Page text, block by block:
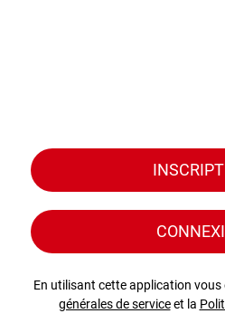
En utilisant cette application vous
générales de serviceet la